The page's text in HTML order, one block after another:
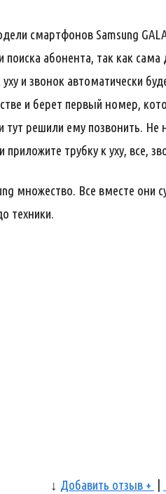
смартфонов Samsung
абонента, так как
и звонок автоматически
и берет первый номер,
решили ему позвонить.
трубку к уху, все,
множество. Все вместе они
техники.
↓ Добавить отзыв +